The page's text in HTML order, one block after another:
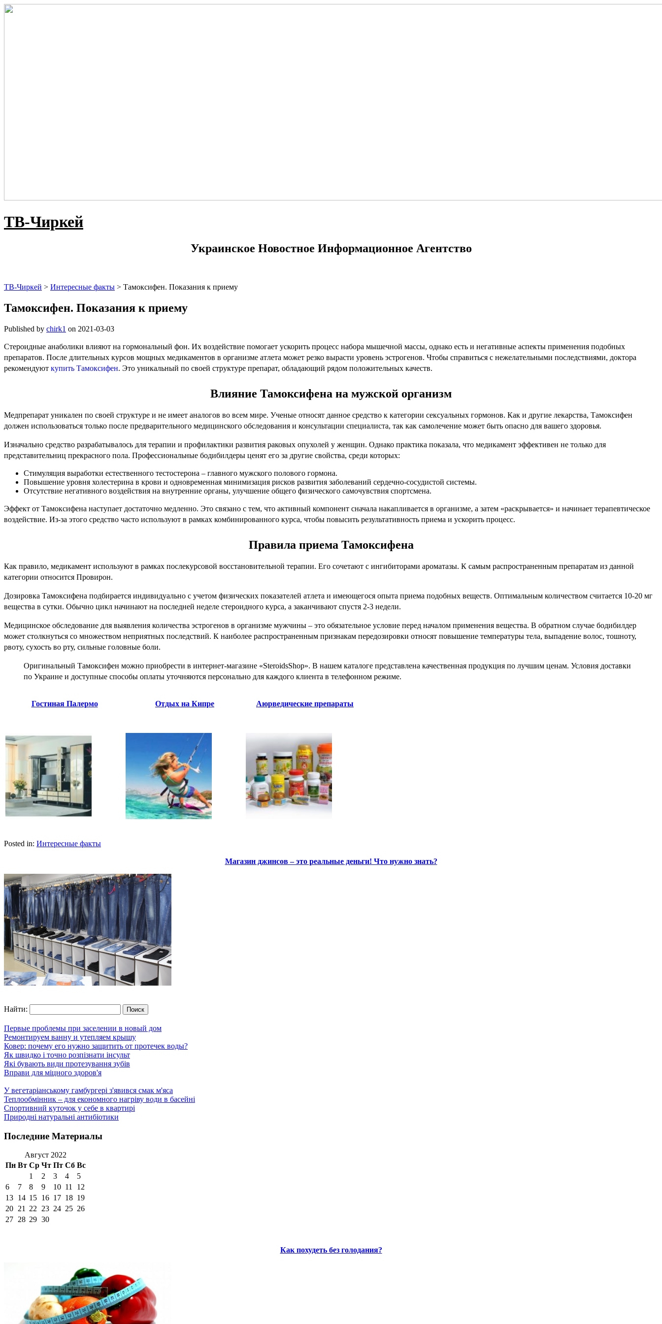
ТВ-Чиркей
Украинское Новостное Информационное Агентство
ТВ-Чиркей > Интересные факты > Тамоксифен. Показания к приему
Тамоксифен. Показания к приему
Published by chirk1 on 2021-03-03
Стероидные анаболики влияют на гормональный фон. Их воздействие помогает ускорить процесс набора мышечной массы, однако есть и негативные аспекты применения подобных
препаратов. После длительных курсов мощных медикаментов в организме атлета может резко вырасти уровень эстрогенов. Чтобы справиться с нежелательными последствиями, доктора
рекомендуют купить Тамоксифен. Это уникальный по своей структуре препарат, обладающий рядом положительных качеств.
Влияние Тамоксифена на мужской организм
Медпрепарат уникален по своей структуре и не имеет аналогов во всем мире. Ученые относят данное средство к категории сексуальных гормонов. Как и другие лекарства, Тамоксифен
должен использоваться только после предварительного медицинского обследования и консультации специалиста, так как самолечение может быть опасно для вашего здоровья.
Изначально средство разрабатывалось для терапии и профилактики развития раковых опухолей у женщин. Однако практика показала, что медикамент эффективен не только для
представительниц прекрасного пола. Профессиональные бодибилдеры ценят его за другие свойства, среди которых:
Стимуляция выработки естественного тестостерона – главного мужского полового гормона.
Повышение уровня холестерина в крови и одновременная минимизация рисков развития заболеваний сердечно-сосудистой системы.
Отсутствие негативного воздействия на внутренние органы, улучшение общего физического самочувствия спортсмена.
Эффект от Тамоксифена наступает достаточно медленно. Это связано с тем, что активный компонент сначала накапливается в организме, а затем «раскрывается» и начинает терапевтическое
воздействие. Из-за этого средство часто используют в рамках комбинированного курса, чтобы повысить результативность приема и ускорить процесс.
Правила приема Тамоксифена
Как правило, медикамент используют в рамках послекурсовой восстановительной терапии. Его сочетают с ингибиторами ароматазы. К самым распространенным препаратам из данной
категории относится Провирон.
Дозировка Тамоксифена подбирается индивидуально с учетом физических показателей атлета и имеющегося опыта приема подобных веществ. Оптимальным количеством считается 10-20 мг
вещества в сутки. Обычно цикл начинают на последней неделе стероидного курса, а заканчивают спустя 2-3 недели.
Медицинское обследование для выявления количества эстрогенов в организме мужчины – это обязательное условие перед началом применения вещества. В обратном случае бодибилдер
может столкнуться со множеством неприятных последствий. К наиболее распространенным признакам передозировки относят повышение температуры тела, выпадение волос, тошноту,
рвоту, сухость во рту, сильные головные боли.
Оригинальный Тамоксифен можно приобрести в интернет-магазине «SteroidsShop». В нашем каталоге представлена качественная продукция по лучшим ценам. Условия доставки
по Украине и доступные способы оплаты уточняются персонально для каждого клиента в телефонном режиме.
Гостиная Палермо Отдых на Кипре Аюрведические препараты
Posted in: Интересные факты
Магазин джинсов – это реальные деньги! Что нужно знать?
Найти:
Первые проблемы при заселении в новый дом
Ремонтируем ванну и утепляем крышу
Ковер: почему его нужно защитить от протечек воды?
Як швидко і точно розпізнати інсульт
Які бувають види протезування зубів
Вправи для міцного здоров'я
У вегетаріанському гамбургері з'явився смак м'яса
Теплообмінник – для економного нагріву води в басейні
Спортивний куточок у себе в квартирі
Природні натуральні антибіотики
Последние Материалы
Август 2022
Пн Вт Ср Чт Пт Сб Вс
1
2 3 4
5
6
7 8 9 10 11
12
13 14 15 16 17 18 19
20 21 22 23 24 25 26
27 28 29 30
Как похудеть без голодания?